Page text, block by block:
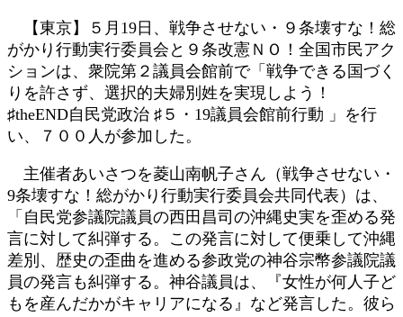
【東京】５月19日、戦争させない・９条壊すな！総
がかり行動実行委員会と９条改憲ＮＯ！全国市民アク
ションは、衆院第２議員会館前で「戦争できる国づく
りを許さず、選択的夫婦別姓を実現しよう！
♯theEND自民党政治 ♯５・19議員会館前行動 」を行
い、７００人が参加した。
主催者あいさつを菱山南帆子さん（戦争させない・
9条壊すな！総がかり行動実行委員会共同代表）は、
「自民党参議院議員の西田昌司の沖縄史実を歪める発
言に対して糾弾する。この発言に対して便乗して沖縄
差別、歴史の歪曲を進める参政党の神谷宗幣参議院議
員の発言も糾弾する。神谷議員は、『女性が何人子ど
もを産んだかがキャリアになる』など発言した。彼ら